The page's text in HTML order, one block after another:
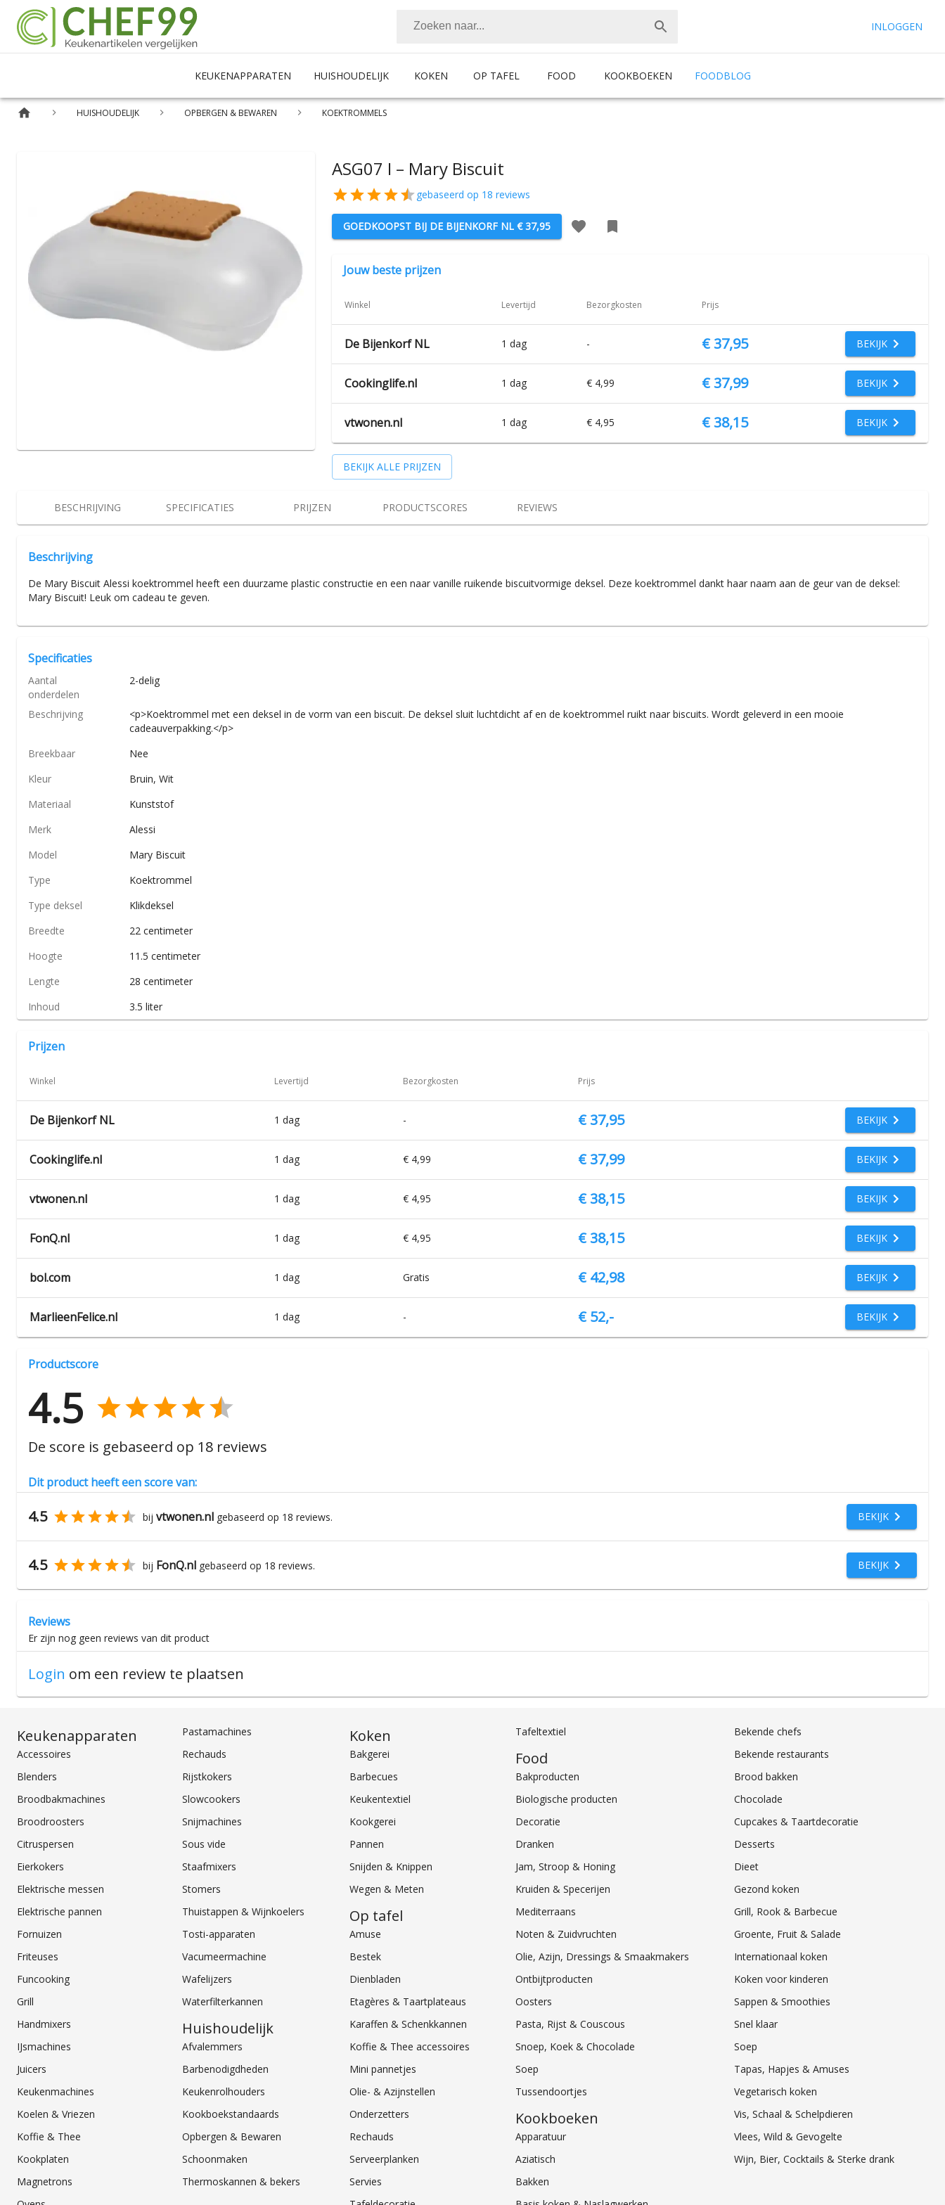
INLOGGEN
KEUKENAPPARATEN HUISHOUDELIJK KOKEN OP TAFEL FOOD KOOKBOEKEN FOODBLOG
HUISHOUDELIJK OPBERGEN & BEWAREN KOEKTROMMELS
ASG07 I – Mary Biscuit
gebaseerd op 18 reviews
GOEDKOOPST BIJ DE BIJENKORF NL € 37,95
Jouw beste prijzen
Winkel Levertijd Bezorgkosten Prijs
De Bijenkorf NL 1 dag - € 37,95 BEKIJK
Cookinglife.nl 1 dag € 4,99 € 37,99 BEKIJK
vtwonen.nl 1 dag € 4,95 € 38,15 BEKIJK
BEKIJK ALLE PRIJZEN
BESCHRIJVING SPECIFICATIES PRIJZEN PRODUCTSCORES REVIEWS
Beschrijving
De Mary Biscuit Alessi koektrommel heeft een duurzame plastic constructie en een naar vanille ruikende biscuitvormige deksel. Deze koektrommel dankt haar naam aan de geur van de deksel:
Mary Biscuit! Leuk om cadeau te geven.
Specificaties
Aantal
onderdelen
2-delig
Beschrijving
<p>Koektrommel met een deksel in de vorm van een biscuit. De deksel sluit luchtdicht af en de koektrommel ruikt naar biscuits. Wordt geleverd in een mooie
cadeauverpakking.</p>
Breekbaar
Nee
Kleur
Bruin, Wit
Materiaal
Kunststof
Merk
Alessi
Model
Mary Biscuit
Type
Koektrommel
Type deksel
Klikdeksel
Breedte
22 centimeter
Hoogte
11.5 centimeter
Lengte
28 centimeter
Inhoud
3.5 liter
Prijzen
Winkel Levertijd Bezorgkosten Prijs
De Bijenkorf NL 1 dag - € 37,95 BEKIJK
Cookinglife.nl 1 dag € 4,99 € 37,99 BEKIJK
vtwonen.nl 1 dag € 4,95 € 38,15 BEKIJK
FonQ.nl 1 dag € 4,95 € 38,15 BEKIJK
bol.com 1 dag Gratis € 42,98 BEKIJK
MarlieenFelice.nl 1 dag - € 52,- BEKIJK
Productscore
4.5
De score is gebaseerd op 18 reviews
Dit product heeft een score van:
4.5 bij vtwonen.nl gebaseerd op 18 reviews. BEKIJK
4.5 bij FonQ.nl gebaseerd op 18 reviews. BEKIJK
Reviews
Er zijn nog geen reviews van dit product
Login om een review te plaatsen
Keukenapparaten
Accessoires
Blenders
Broodbakmachines
Broodroosters
Citruspersen
Eierkokers
Elektrische messen
Elektrische pannen
Fornuizen
Friteuses
Funcooking
Grill
Handmixers
IJsmachines
Juicers
Keukenmachines
Koelen & Vriezen
Koffie & Thee
Kookplaten
Magnetrons
Pastamachines
Rechauds
Rijstkokers
Slowcookers
Snijmachines
Sous vide
Staafmixers
Stomers
Thuistappen & Wijnkoelers
Tosti-apparaten
Vacumeermachine
Wafelijzers
Waterfilterkannen
Huishoudelijk
Afvalemmers
Barbenodigdheden
Keukenrolhouders
Kookboekstandaards
Opbergen & Bewaren
Schoonmaken
Thermoskannen & bekers
Koken
Bakgerei
Barbecues
Keukentextiel
Kookgerei
Pannen
Snijden & Knippen
Wegen & Meten
Op tafel
Amuse
Bestek
Dienbladen
Etagères & Taartplateaus
Karaffen & Schenkkannen
Koffie & Thee accessoires
Mini pannetjes
Olie- & Azijnstellen
Onderzetters
Rechauds
Serveerplanken
Servies
Tafeltextiel
Food
Bakproducten
Biologische producten
Decoratie
Dranken
Jam, Stroop & Honing
Kruiden & Specerijen
Mediterraans
Noten & Zuidvruchten
Olie, Azijn, Dressings & Smaakmakers
Ontbijtproducten
Oosters
Pasta, Rijst & Couscous
Snoep, Koek & Chocolade
Soep
Tussendoortjes
Kookboeken
Apparatuur
Aziatisch
Bakken
Bekende chefs
Bekende restaurants
Brood bakken
Chocolade
Cupcakes & Taartdecoratie
Desserts
Dieet
Gezond koken
Grill, Rook & Barbecue
Groente, Fruit & Salade
Internationaal koken
Koken voor kinderen
Sappen & Smoothies
Snel klaar
Soep
Tapas, Hapjes & Amuses
Vegetarisch koken
Vis, Schaal & Schelpdieren
Vlees, Wild & Gevogelte
Wijn, Bier, Cocktails & Sterke drank